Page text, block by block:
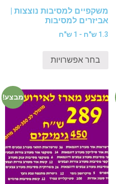
משקפיים למסיבות נוצצות |
אביזרים למסיבות
1.3 ש"ח - 1 ש"ח
בחר אפשרויות
מבצע!